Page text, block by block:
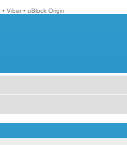
• Viber • uBlock Origin